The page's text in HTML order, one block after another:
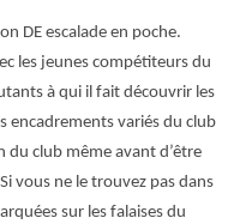
DE escalade en poche.
les jeunes compétiteurs du
à qui il fait découvrir les
encadrements variés du club
du club même avant d’être
vous ne le trouvez pas dans
sur les falaises du